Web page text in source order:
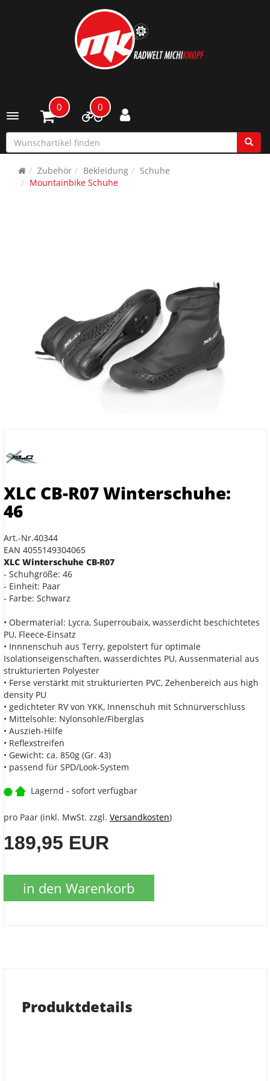
Toggle navigation
0 0
Zubehör Bekleidung
Schuhe
Mountainbike Schuhe
XLC CB-R07 Winterschuhe:
46
Art.-Nr.40344
EAN 4055149304065
XLC Winterschuhe CB-R07
- Schuhgröße: 46
- Einheit: Paar
- Farbe: Schwarz
• Obermaterial: Lycra, Superroubaix, wasserdicht beschichtetes
PU, Fleece-Einsatz
• Innnenschuh aus Terry, gepolstert für optimale
Isolationseigenschaften, wasserdichtes PU, Aussenmaterial aus
strukturierten Polyester
• Ferse verstärkt mit strukturierten PVC, Zehenbereich aus high
density PU
• gedichteter RV von YKK, Innenschuh mit Schnürverschluss
• Mittelsohle: Nylonsohle/Fiberglas
• Auszieh-Hilfe
• Reflexstreifen
• Gewicht: ca. 850g (Gr. 43)
• passend für SPD/Look-System
Lagernd - sofort verfügbar
pro Paar (inkl. MwSt. zzgl. Versandkosten)
189,95 EUR
in den Warenkorb
Produktdetails